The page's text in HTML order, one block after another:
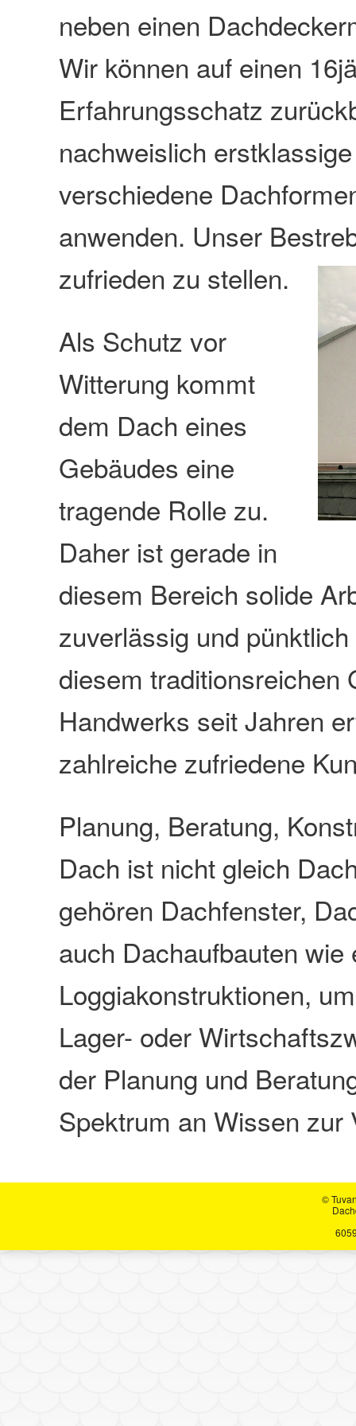
neben einen
Wir können auf einen
Erfahrungsschatz
nachweislich
verschiedene
anwenden. Unser
zufrieden zu stellen.
Als Schutz vor
Witterung kommt
dem Dach eines
Gebäudes eine
tragende Rolle zu.
Daher ist gerade in
diesem Bereich solide
zuverlässig und
diesem traditionsreichen
Handwerks seit Jahren
zahlreiche zufriedene
Planung, Beratung,
Dach ist nicht gleich
gehören Dachfenster,
auch Dachaufbauten
Loggiakonstruktionen,
Lager- oder
der Planung und
Spektrum an Wissen zur
©